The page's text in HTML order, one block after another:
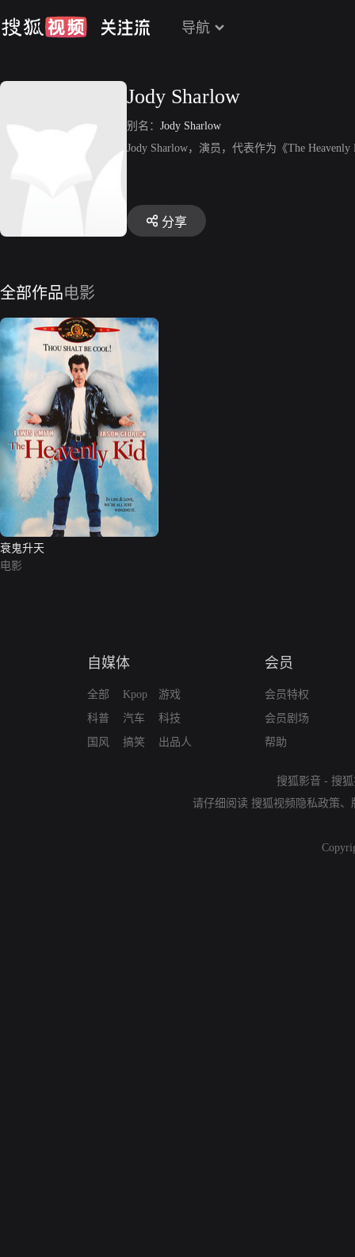
导航
Jody Sharlow
别名： Jody Sharlow
Jody Sharlow，演员，代表作为《The
分享
全部作品电影
衰鬼升天
电影
自媒体
全部
科普
国风
Kpop
汽车
搞笑
游戏
科技
出品人
会员
会员特权
会员剧场
帮助
搜狐影音 - 搜
请仔细阅读 搜狐视频隐私政策、